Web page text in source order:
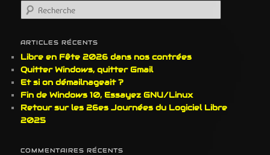
e
h
e
r
c
h
e
ARTICLES RÉCENTS
Libre en Fête 2026 dans nos contrées
Quitter Windows, quitter Gmail
Et si on démailnageait ?
Fin de Windows 10, Essayez GNU/Linux
Retour sur les 26es Journées du Logiciel Libre
2025
COMMENTAIRES RÉCENTS